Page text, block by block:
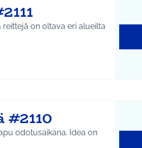
on oltava eri alueilta
#2110
odotusaikana. Idea on